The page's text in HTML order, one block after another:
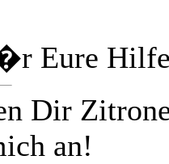
Eure
Dir
an!